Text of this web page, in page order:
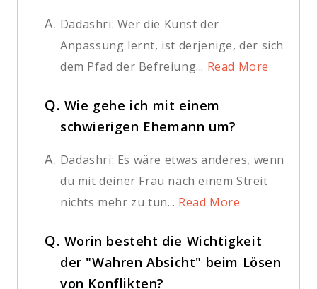
A. Dadashri: Wer die Kunst der
Anpassung lernt, ist derjenige, der sich
dem Pfad der Befreiung... Read More
Q. Wie gehe ich mit einem
schwierigen Ehemann um?
A. Dadashri: Es wäre etwas anderes, wenn
du mit deiner Frau nach einem Streit
nichts mehr zu tun... Read More
Q. Worin besteht die Wichtigkeit
der "Wahren Absicht" beim Lösen
von Konflikten?